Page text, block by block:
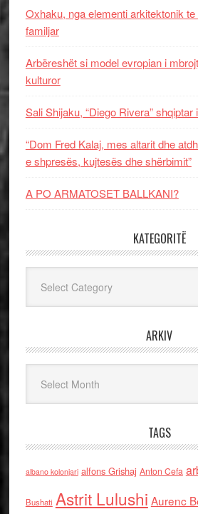
Oxhaku, nga elementi arkitektonik
familjar
Arbëreshët si model evropian i
kulturor
Sali Shijaku, “Diego Rivera”
“Dom Fred Kalaj, mes altarit dhe
e shpresës, kujtesës dhe shërbimit”
A PO ARMATOSET BALLKANI?
KATEGORITË
ARKIV
TAGS
albano kolonjari alfons Grishaj Anton Cefa
Bushati Astrit Lulushi Aurenc